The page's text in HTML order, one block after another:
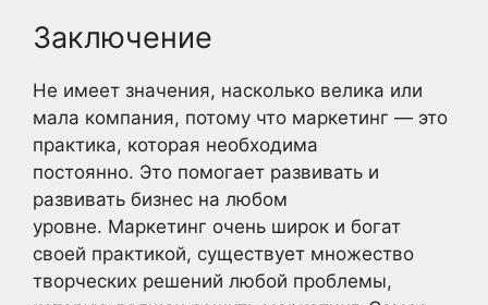
Заключение
Не имеет значения, насколько велика или
мала компания, потому что маркетинг — это
практика, которая необходима
постоянно. Это помогает развивать и
развивать бизнес на любом
уровне. Маркетинг очень широк и богат
своей практикой, существует множество
творческих решений любой проблемы,